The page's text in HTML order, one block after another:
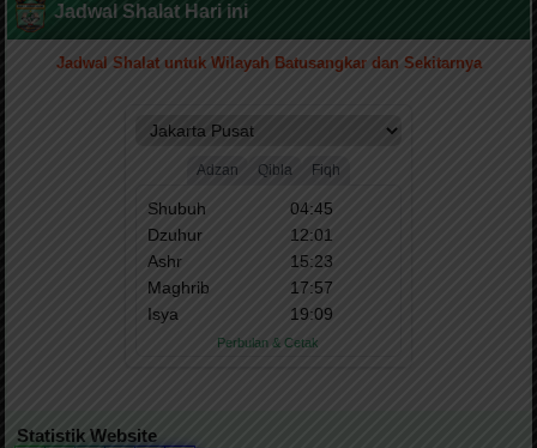
Jadwal Shalat Hari ini
Jadwal Shalat untuk Wilayah Batusangkar dan Sekitarnya
Statistik Website